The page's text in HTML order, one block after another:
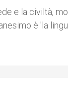
e la civiltà,
è 'la